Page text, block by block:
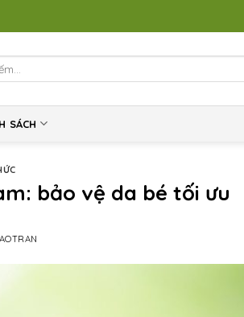
SÁCH
bảo vệ da bé tối ưu